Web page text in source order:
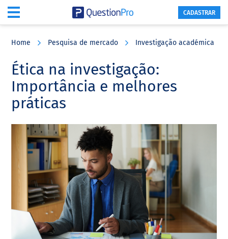
content
sidebar
CADASTRAR
Home Pesquisa de mercado Investigação académica
Ética na investigação:
Importância e melhores
práticas